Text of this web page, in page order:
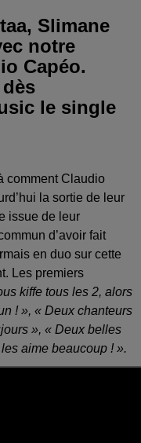
Slimane
notre
Capéo.
le single
comment Claudio
la sortie de leur
issue de leur
d’avoir fait
en duo sur cette
Les premiers
kiffe tous les 2, alors
! », « Deux chanteurs
», « Deux belles
aime beaucoup ! ».